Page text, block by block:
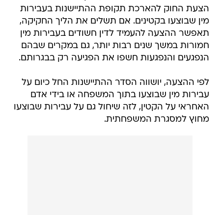
הצעת החוק להארכת תקופת ההתיישנות בעבירות
מין שבוצעו בקטינים. אם תשלים את הליך החקיקה,
תאפשר ההצעה להעמיד לדין חשודים בעבירות מין
חמורות במשך שנים רבות יותר, גם במקרים שבהם
הנפגעים והנפגעות חשפו את הפגיעה רק בבגרותם.
לפי ההצעה, יושווה הסדר ההתיישנות החל כיום על
עבירות מין שבוצעו בתוך המשפחה או בידי אדם
האחראי על הקטין, לזה שיחול גם על עבירות שבוצעו
מחוץ למסגרת המשפחתית.